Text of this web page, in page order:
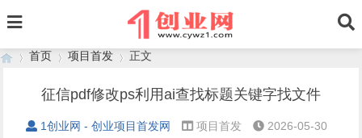
首页
›
项目首发
›
正文
征信pdf修改ps利用ai查找标题关键字找文件
1创业网 - 创业项目首发网 项目首发
2026-05-30